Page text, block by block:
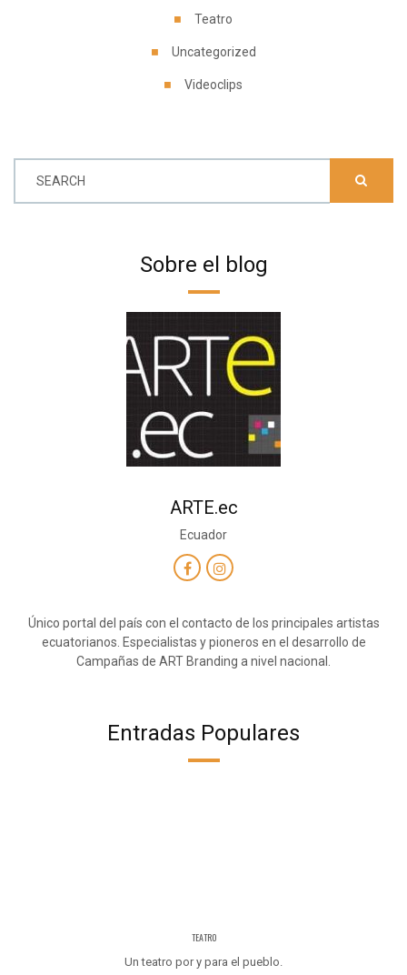
Teatro
Uncategorized
Videoclips
SEARCH
Sobre el blog
ARTE.ec
Ecuador
Único portal del país con el contacto de los principales artistas
ecuatorianos. Especialistas y pioneros en el desarrollo de
Campañas de ART Branding a nivel nacional.
Entradas Populares
TEATRO
Un teatro por y para el pueblo.